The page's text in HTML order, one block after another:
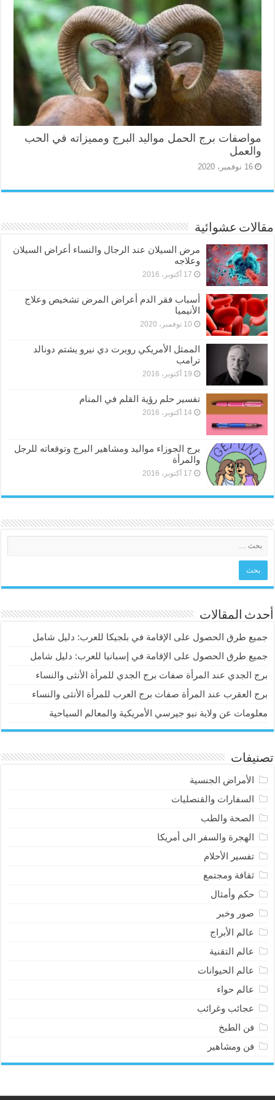
مواصفات برج الحمل مواليد البرج ومميزاته في الحب
والعمل
16 نوفمبر، 2020
مقالات عشوائية
مرض السيلان عند الرجال والنساء أعراض السيلان
وعلاجه
17 أكتوبر، 2016
أسباب فقر الدم أعراض المرض تشخيص وعلاج
الأنيميا
10 نوفمبر، 2020
الممثل الأمريكي روبرت دي نيرو يشتم دونالد
ترامب
19 أكتوبر، 2016
تفسير حلم رؤية القلم في المنام
14 أكتوبر، 2016
برج الجوزاء مواليد ومشاهير البرج وتوقعاته للرجل
والمرأة
17 أكتوبر، 2016
أحدث المقالات
جميع طرق الحصول على الإقامة في بلجيكا للعرب: دليل شامل
جميع طرق الحصول على الإقامة في إسبانيا للعرب: دليل شامل
برج الجدي عند المرأة صفات برج الجدي للمرأة الأنثى والنساء
برج العقرب عند المرأة صفات برج العرب للمرأة الأنثى والنساء
معلومات عن ولاية نيو جيرسي الأمريكية والمعالم السياحية
تصنيفات
الأمراض الجنسية
السفارات والقنصليات
الصحة والطب
الهجرة والسفر الى أمريكا
تفسير الأحلام
ثقافة ومجتمع
حكم وأمثال
صور وخبر
عالم الأبراج
عالم التقنية
عالم الحيوانات
عالم حواء
عجائب وغرائب
فن الطبخ
فن ومشاهير